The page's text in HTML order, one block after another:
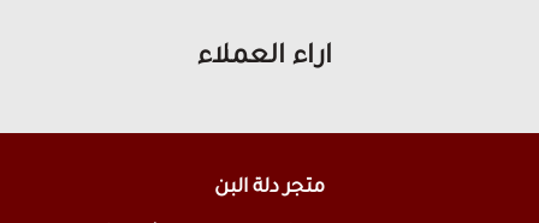
آراء العملاء
متجر دلة البن